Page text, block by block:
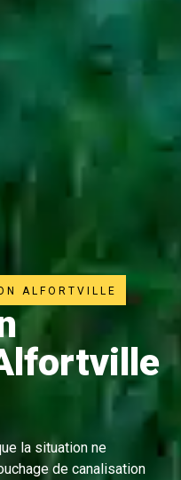
ALFORTVILLE
la situation ne
de canalisation